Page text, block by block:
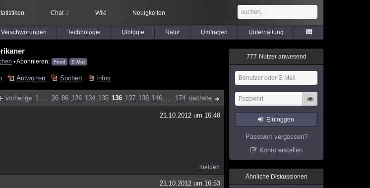
Chat 2 Wiki Neuigkeiten
Verschwörungen Technologie Ufologie Natur Umfragen Unterhaltung
▪ Abonnieren: Feed E-Mail
Antworten Suchen Infos
vorherige 1 ... 36 86 126 134 135 136 137 138 146 ... 174 nächste
21.10.2012 um 16:48
melden
21.10.2012 um 16:53
777 Nutzer anwesend
Einloggen
Passwort vergessen?
Konto erstellen
Ähnliche Diskussionen